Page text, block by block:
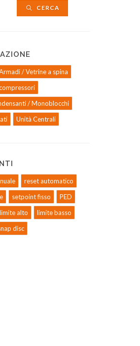
CERCA
/ Vetrine a spina
/ Monoblocchi
Unità Centrali
reset automatico
setpoint fisso
PED
limite alto
limite basso
disc